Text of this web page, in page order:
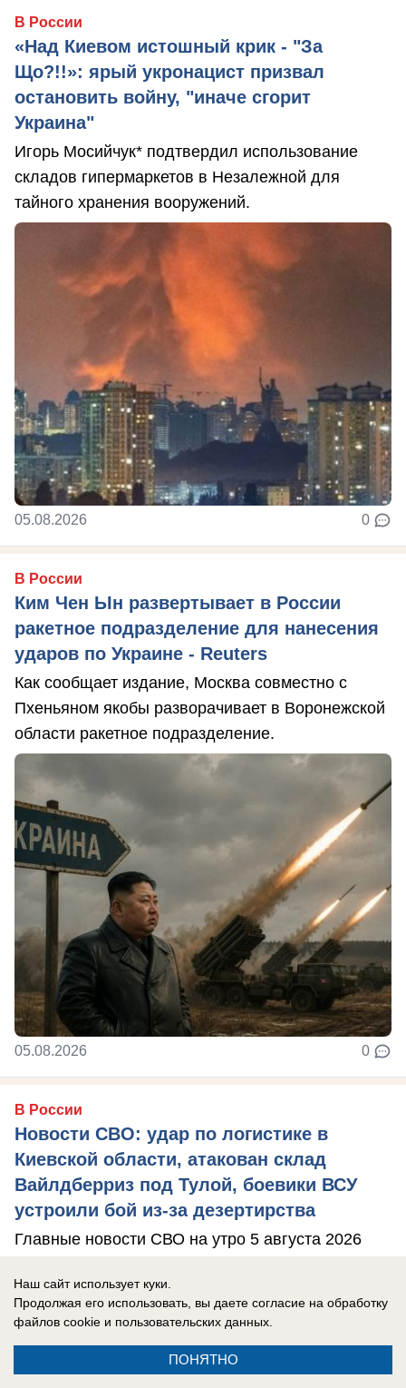
В России
«Над Киевом истошный крик - "За
Що?!!»: ярый укронацист призвал
остановить войну, "иначе сгорит
Украина"
Игорь Мосийчук* подтвердил использование
складов гипермаркетов в Незалежной для
тайного хранения вооружений.
05.08.2026 0
В России
Ким Чен Ын развертывает в России
ракетное подразделение для нанесения
ударов по Украине - Reuters
Как сообщает издание, Москва совместно с
Пхеньяном якобы разворачивает в Воронежской
области ракетное подразделение.
05.08.2026 0
В России
Новости СВО: удар по логистике в
Киевской области, атакован склад
Вайлдберриз под Тулой, боевики ВСУ
устроили бой из-за дезертирства
Главные новости СВО на утро 5 августа 2026
Наш сайт использует куки.
Продолжая его использовать, вы даете согласие на обработку
файлов cookie и пользовательских данных.
ПОНЯТНО